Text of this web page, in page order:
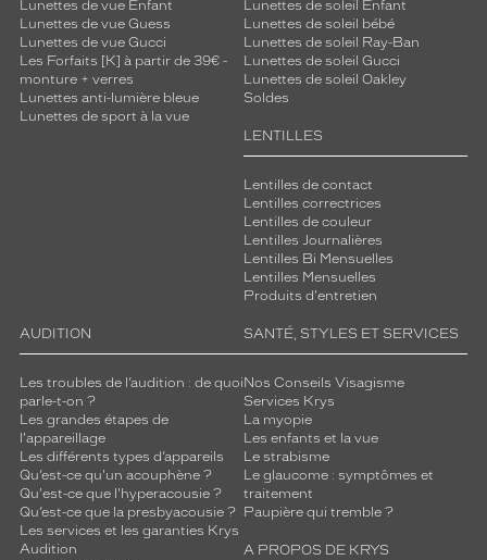
Lunettes de vue Enfant
Lunettes de vue Guess
Lunettes de vue Gucci
Les Forfaits [K] à partir de 39€ -
monture + verres
Lunettes anti-lumière bleue
Lunettes de sport à la vue
Lunettes de soleil Enfant
Lunettes de soleil bébé
Lunettes de soleil Ray-Ban
Lunettes de soleil Gucci
Lunettes de soleil Oakley
Soldes
LENTILLES
Lentilles de contact
Lentilles correctrices
Lentilles de couleur
Lentilles Journalières
Lentilles Bi Mensuelles
Lentilles Mensuelles
Produits d'entretien
AUDITION
Les troubles de l’audition : de quoi
parle-t-on ?
Les grandes étapes de
l'appareillage
Les différents types d’appareils
Qu’est-ce qu'un acouphène ?
Qu'est-ce que l'hyperacousie ?
Qu’est-ce que la presbyacousie ?
Les services et les garanties Krys
Audition
SANTÉ, STYLES ET SERVICES
Nos Conseils Visagisme
Services Krys
La myopie
Les enfants et la vue
Le strabisme
Le glaucome : symptômes et
traitement
Paupière qui tremble ?
A PROPOS DE KRYS